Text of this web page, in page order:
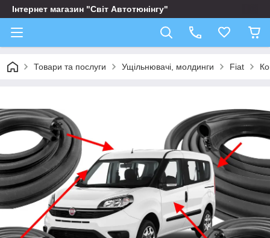
Інтернет магазин "Світ Автотюнінгу"
Товари та послуги Ущільнювачі, молдинги Fiat